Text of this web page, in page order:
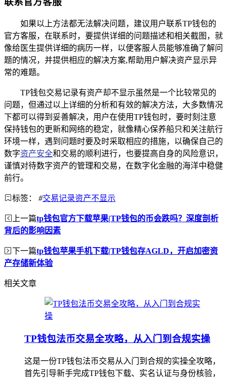
如果以上方法都无法解决问题，建议用户联系TP钱包的
官方客服，在联系时，要提供详细的问题描述和相关截图，就
像给医生提供详细的病历一样，以便客服人员能够准确了解问
题的情况，并提供相应的解决方案,帮助用户解决资产显示异
常的难题。
TP钱包交易记录有资产却不显示虽然是一个比较常见的
问题，但通过以上详细的分析和有效的解决方法，大多数情况
下都可以得到妥善解决，用户在使用TP钱包时，要时刻注意
保持钱包的更新和网络的稳定，就像精心保养船只和关注航行
环境一样，遇到问题时要及时采取相应的措施，以确保自己的
数字资产安全和交易的顺利进行，也要提高自身的风险意识，
谨慎对待数字资产的管理和交易，在数字化金融的海洋中稳健
前行。
标签： #交易记录资产不显示
上一篇tp钱包官方下载苹果|TP钱包的币会跌吗？深度剖析
背后的影响因素
下一篇tp钱包苹果手机下载|TP钱包存AGLD，开启加密资
产存储新体验
相关文章
TP钱包法币交易全攻略，从入门到合规实操
这是一份TP钱包法币交易从入门到合规的实操全攻略，
首先引导新手完成TP钱包下载、实名认证与身份核验，